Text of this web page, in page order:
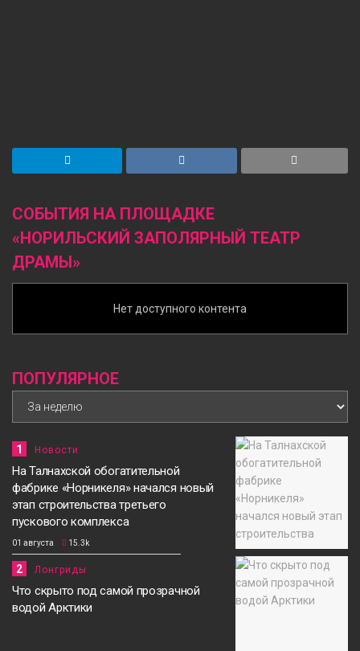
СОБЫТИЯ НА ПЛОЩАДКЕ
«НОРИЛЬСКИЙ ЗАПОЛЯРНЫЙ ТЕАТР
ДРАМЫ»
Нет доступного контента
ПОПУЛЯРНОЕ
1 Новости
На Талнахской обогатительной
фабрике «Норникеля» начался новый
этап строительства третьего
пускового комплекса
01 августа 15.3k
2 Лонгриды
Что скрыто под самой прозрачной
водой Арктики